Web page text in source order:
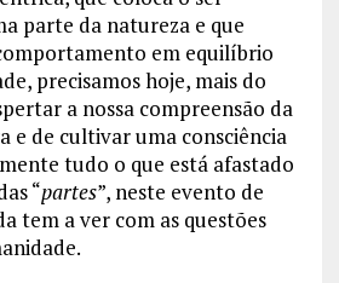
parte da natureza e que
em equilíbrio
precisamos hoje, mais do
a nossa compreensão da
e de cultivar uma consciência
tudo o que está afastado
“partes”, neste evento de
tem a ver com as questões